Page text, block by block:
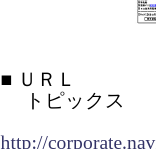
■ ＵＲＬ
トピックス
http://